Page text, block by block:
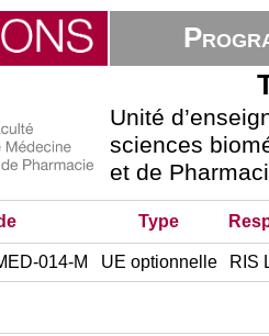
Unité
sciences
et de
Type
014-M UE optionnelle RIS